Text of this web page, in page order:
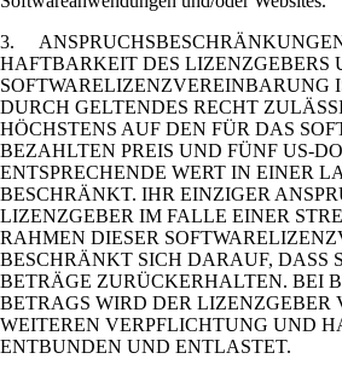
3.
HAFTBARKEIT DES LIZENZGEBERS
SOFTWARELIZENZVEREINBARUNG
DURCH GELTENDES RECHT
HÖCHSTENS AUF DEN FÜR DAS
BEZAHLTEN PREIS UND FÜNF US-
ENTSPRECHENDE WERT IN EINER
BESCHRÄNKT. IHR EINZIGER
LIZENZGEBER IM FALLE EINER
RAHMEN DIESER
BESCHRÄNKT SICH DARAUF, DASS
BETRÄGE ZURÜCKERHALTEN. BEI
BETRAGS WIRD DER LIZENZGEBER
WEITEREN VERPFLICHTUNG UND
ENTBUNDEN UND ENTLASTET.